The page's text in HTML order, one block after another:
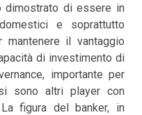
dimostrato di essere in
e soprattutto
mantenere il vantaggio
di investimento di
importante per
sono altri player con
figura del banker, in